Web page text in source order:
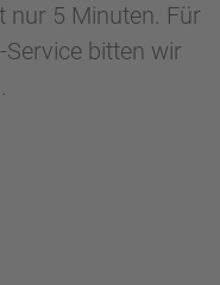
5 Minuten. Für
bitten wir